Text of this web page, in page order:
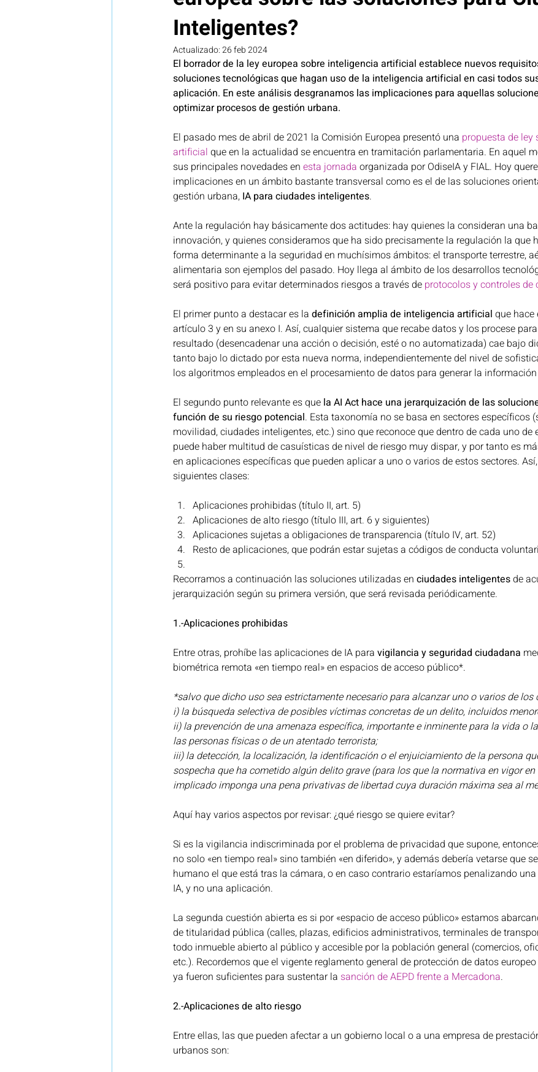
Investigación
Vigilancia tecnológica e innovación Sostenibilidad y ciudades inteligen Proyecto
Inteligentes?
Actualizado:26 feb 2024
El borrador de la ley europea sobre inteligencia artificial establece nuevos
soluciones tecnológicas que hagan uso de la inteligencia artificial en casi todos
aplicación. En este análisis desgranamos las implicaciones para aquellas
optimizar procesos de gestión urbana.
El pasado mes de abril de 2021 la Comisión Europea presentó una propuesta de ley
artificial que en la actualidad se encuentra en tramitación parlamentaria. En aquel
sus principales novedades en esta jornada organizada por OdiseIA y FIAL. Hoy
implicaciones en un ámbito bastante transversal como es el de las soluciones
gestión urbana, IA para ciudades inteligentes.
Ante la regulación hay básicamente dos actitudes: hay quienes la consideran una
innovación, y quienes consideramos que ha sido precisamente la regulación la que
forma determinante a la seguridad en muchísimos ámbitos: el transporte terrestre,
alimentaria son ejemplos del pasado. Hoy llega al ámbito de los desarrollos
será positivo para evitar determinados riesgos a través de protocolos y controles de
El primer punto a destacar es la definición amplia de inteligencia artificial que hace
artículo 3 y en su anexo I. Así, cualquier sistema que recabe datos y los procese
resultado (desencadenar una acción o decisión, esté o no automatizada) cae bajo
tanto bajo lo dictado por esta nueva norma, independientemente del nivel de
los algoritmos empleados en el procesamiento de datos para generar la
El segundo punto relevante es que la AI Act hace una jerarquización de las
función de su riesgo potencial. Esta taxonomía no se basa en sectores específicos
movilidad, ciudades inteligentes, etc.) sino que reconoce que dentro de cada uno de
puede haber multitud de casuísticas de nivel de riesgo muy dispar, y por tanto es
en aplicaciones específicas que pueden aplicar a uno o varios de estos sectores.
siguientes clases:
Aplicaciones prohibidas (título II, art. 5)
Aplicaciones de alto riesgo (título III, art. 6 y siguientes)
Aplicaciones sujetas a obligaciones de transparencia (título IV, art. 52)
Resto de aplicaciones, que podrán estar sujetas a códigos de conducta
Recorramos a continuación las soluciones utilizadas en ciudades inteligentes de
jerarquización según su primera versión, que será revisada periódicamente.
1.-Aplicaciones prohibidas
Entre otras, prohíbe las aplicaciones de IA para vigilancia y seguridad ciudadana
biométrica remota «en tiempo real» en espacios de acceso público*.
*salvo que dicho uso sea estrictamente necesario para alcanzar uno o varios de los
i) la búsqueda selectiva de posibles víctimas concretas de un delito, incluidos
ii) la prevención de una amenaza específica, importante e inminente para la vida o
las personas físicas o de un atentado terrorista;
iii) la detección, la localización, la identificación o el enjuiciamiento de la persona
sospecha que ha cometido algún delito grave (para los que la normativa en vigor
implicado imponga una pena privativas de libertad cuya duración máxima sea al
Aquí hay varios aspectos por revisar: ¿qué riesgo se quiere evitar?
Si es la vigilancia indiscriminada por el problema de privacidad que supone,
no solo «en tiempo real» sino también «en diferido», y además debería vetarse que
humano el que está tras la cámara, o en caso contrario estaríamos penalizando
IA, y no una aplicación.
La segunda cuestión abierta es si por «espacio de acceso público» estamos
de titularidad pública (calles, plazas, edificios administrativos, terminales de
todo inmueble abierto al público y accesible por la población general (comercios,
etc.). Recordemos que el vigente reglamento general de protección de datos
ya fueron suficientes para sustentar la sanción de AEPD frente a Mercadona.
2.-Aplicaciones de alto riesgo
Entre ellas, las que pueden afectar a un gobierno local o a una empresa de
urbanos son: